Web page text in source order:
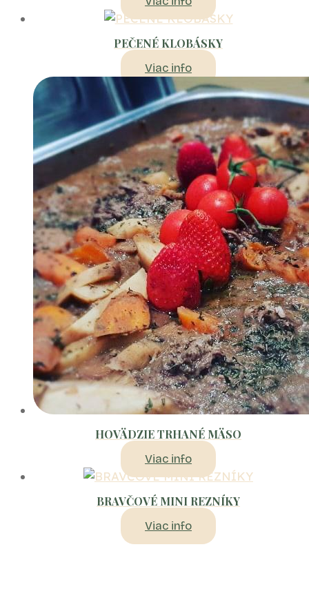
PEČENÉ KLOBÁSKY
Viac info
HOVÄDZIE TRHANÉ MÄSO
Viac info
BRAVČOVÉ MINI REZNÍKY
Viac info